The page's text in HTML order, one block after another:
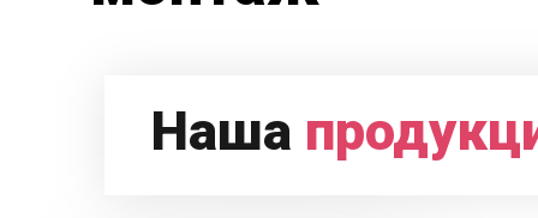
Наша